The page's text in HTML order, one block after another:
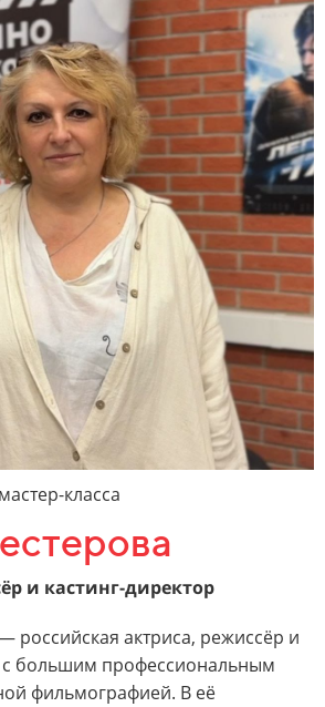
класса
и кастинг-директор
российская актриса, режиссёр и
с большим профессиональным
фильмографией. В её